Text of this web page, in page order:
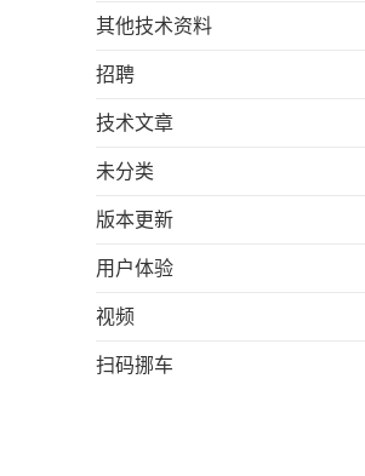
其他技术资料
招聘
技术文章
未分类
版本更新
用户体验
视频
扫码挪车